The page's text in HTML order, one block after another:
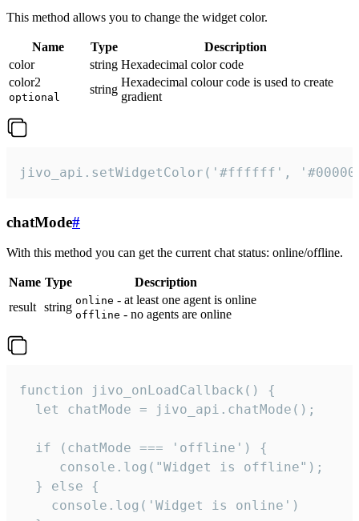
This method allows you to change the widget color.
Name Type
Description
color
string Hexadecimal color code
color2
optional
string
Hexadecimal colour code is used to create
gradient
jivo_api.setWidgetColor('#ffffff',
chatMode#
With this method you can get the current chat status: online/offline.
Name Type
Description
result string online - at least one agent is online
offline - no agents are online
function jivo_onLoadCallback() {
  let chatMode = jivo_api.chatMode();
  if (chatMode === 'offline') {
     console.log("Widget is offline");
  } else {
    console.log('Widget is online')